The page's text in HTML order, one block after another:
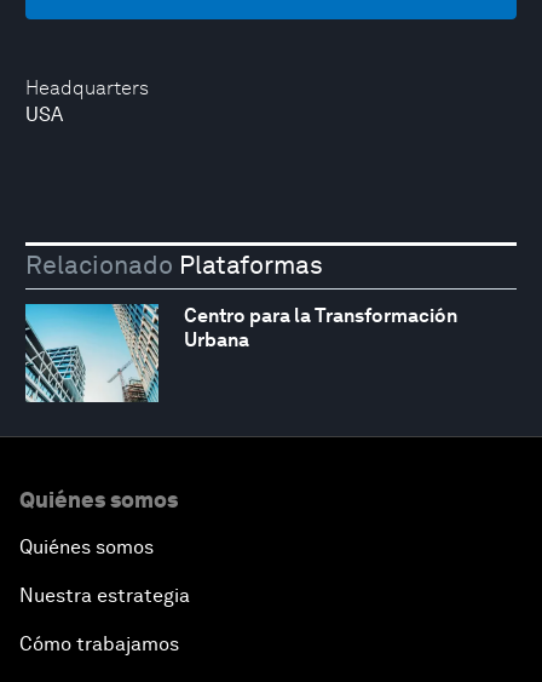
Headquarters
USA
Relacionado Plataformas
Centro para la Transformación
Urbana
Quiénes somos
Quiénes somos
Nuestra estrategia
Cómo trabajamos